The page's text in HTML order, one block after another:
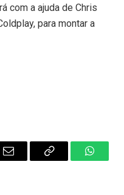
com a ajuda de Chris
para montar a
Email
Copy